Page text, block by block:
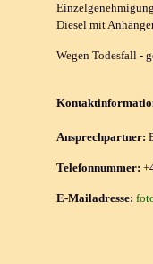
Diesel mit
Wegen Todesfall -
Ansprechpartner:
Telefonnummer:
E-Mailadresse: